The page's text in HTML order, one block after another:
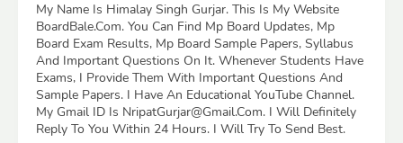
My Name Is Himalay Singh Gurjar. This Is My Website
BoardBale.Com. You Can Find Mp Board Updates, Mp
Board Exam Results, Mp Board Sample Papers, Syllabus
And Important Questions On It. Whenever Students Have
Exams, I Provide Them With Important Questions And
Sample Papers. I Have An Educational YouTube Channel.
My Gmail ID Is NripatGurjar@Gmail.Com. I Will Definitely
Reply To You Within 24 Hours. I Will Try To Send Best.